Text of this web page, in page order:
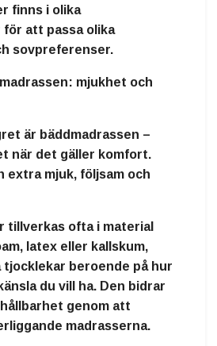
finns i olika
att passa olika
sovpreferenser.
mjukhet och
är bäddmadrassen –
när det gäller komfort.
extra mjuk, följsam och
tillverkas ofta i material
, latex eller kallskum,
tjocklekar beroende på hur
du vill ha. Den bidrar
genom att
madrasserna.